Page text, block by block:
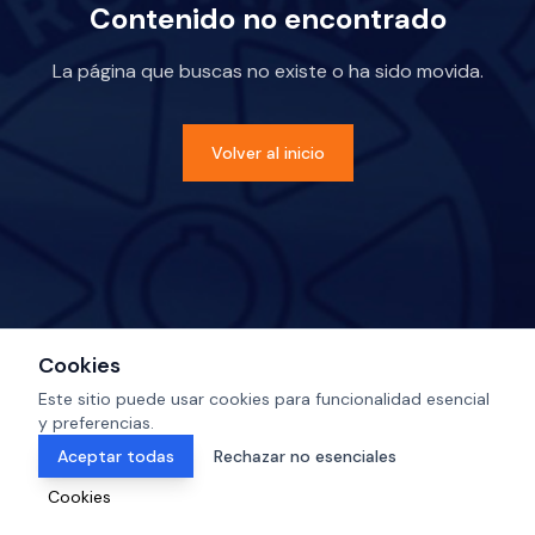
Contenido no encontrado
La página que buscas no existe o ha sido movida.
Volver al inicio
Cookies
Este sitio puede usar cookies para funcionalidad esencial
y preferencias.
Aceptar todas
Rechazar no esenciales
Cookies